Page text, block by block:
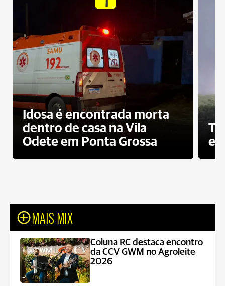
Idosa é encontrada morta
dentro de casa na Vila
Odete em Ponta Grossa
e
MAIS MIX
Coluna RC destaca encontro
da CCV GWM no Agroleite
2026